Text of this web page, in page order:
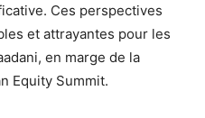
Ces perspectives
et attrayantes pour les
en marge de la
Equity Summit.